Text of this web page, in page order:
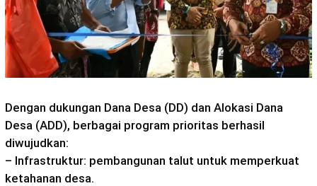
Dengan dukungan Dana Desa (DD) dan Alokasi Dana
Desa (ADD), berbagai program prioritas berhasil
diwujudkan:
– Infrastruktur: pembangunan talut untuk memperkuat
ketahanan desa.